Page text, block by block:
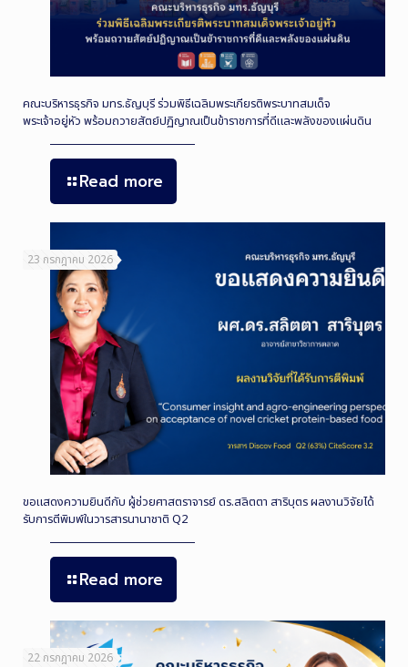
คณะบริหารธุรกิจ มทร.ธัญบุรี ร่วมพิธีเฉลิมพระเกียรติพระบาทสมเด็จ
พระเจ้าอยู่หัว พร้อมถวายสัตย์ปฏิญาณเป็นข้าราชการที่ดีและพลังของแผ่นดิน
Read more
23 กรกฎาคม 2026
ขอแสดงความยินดีกับ ผู้ช่วยศาสตราจารย์ ดร.สลิตตา สาริบุตร ผลงานวิจัยได้
รับการตีพิมพ์ในวารสารนานาชาติ Q2
Read more
22 กรกฎาคม 2026